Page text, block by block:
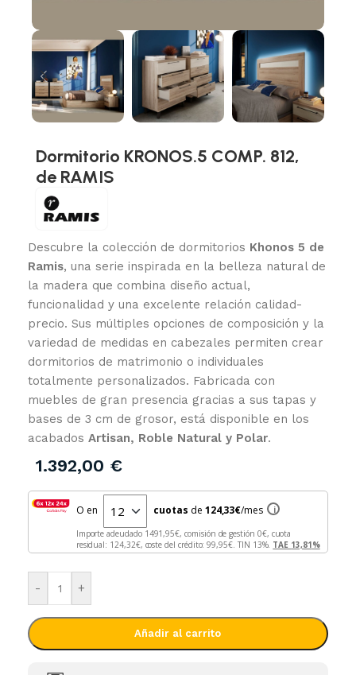
Dormitorio KRONOS.5 COMP. 812,
de RAMIS
Descubre la colección de dormitorios Khonos 5 de
Ramis, una serie inspirada en la belleza natural de
la madera que combina diseño actual,
funcionalidad y una excelente relación calidad-
precio. Sus múltiples opciones de composición y la
variedad de medidas en cabezales permiten crear
dormitorios de matrimonio o individuales
totalmente personalizados. Fabricada con
muebles de gran presencia gracias a sus tapas y
bases de 3 cm de grosor, está disponible en los
acabados Artisan, Roble Natural y Polar.
1.392,00 €
O en cuotas de 124,33€/mes i
Importe adeudado 1491,95 €, comisión de gestión 0€, cuota
residual: 124,32 €, coste del crédito:99,95€. TIN 13%. TAE 13,81%
- +
Añadir al carrito